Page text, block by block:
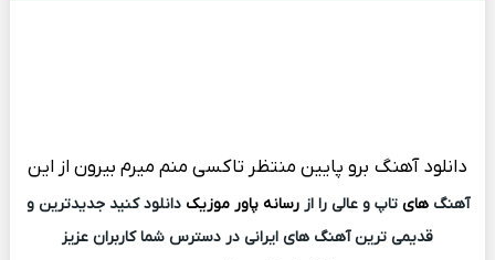
دانلود آهنگ برو پایین منتظر تاکسی منم میرم بیرون از این
آهنگهای تاپ و عالی را ازرسانه پاور موزیک دانلود کنید جدیدترین و
قدیمی ترین آهنگ های ایرانی در دسترس شما کاربران عزیز